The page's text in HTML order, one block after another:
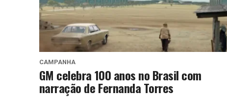
CAMPANHA
GM celebra 100 anos no Brasil com
narração de Fernanda Torres